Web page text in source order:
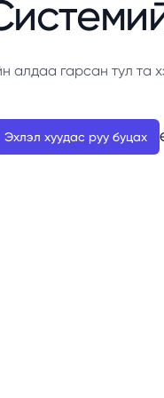
алдаа гарсан тул та
Эхлэл хуудас руу буцах